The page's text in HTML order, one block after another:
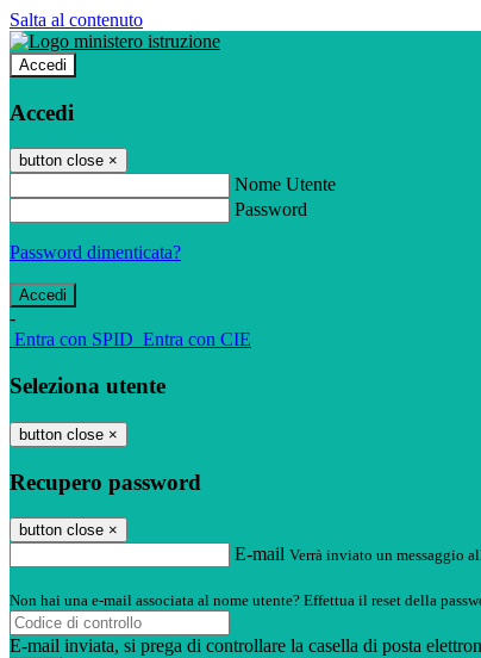
Salta al contenuto
Accedi
Accedi
button close ×
Nome Utente
Password
Password dimenticata?
-
Entra con SPID Entra con CIE
Seleziona utente
button close ×
Recupero password
button close ×
E-mail Verrà inviato un messaggio
Non hai una e-mail associata al nome utente? Effettua il reset della
E-mail inviata, si prega di controllare la casella di posta